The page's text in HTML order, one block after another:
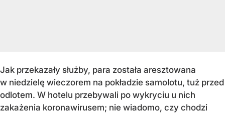
Jak przekazały służby, para została aresztowana
w niedzielę wieczorem na pokładzie samolotu, tuż przed
odlotem. W hotelu przebywali po wykryciu u nich
zakażenia koronawirusem; nie wiadomo, czy chodzi